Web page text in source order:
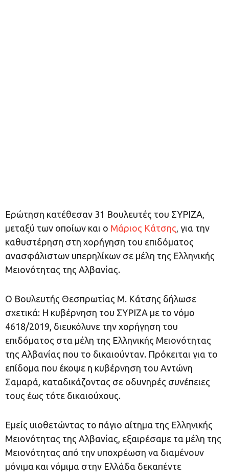
Ερώτηση κατέθεσαν 31 Βουλευτές του ΣΥΡΙΖΑ,
μεταξύ των οποίων και ο Μάριος Κάτσης, για την
καθυστέρηση στη χορήγηση του επιδόματος
ανασφάλιστων υπερηλίκων σε μέλη της Ελληνικής
Μειονότητας της Αλβανίας.
Ο Βουλευτής Θεσπρωτίας Μ. Κάτσης δήλωσε
σχετικά: Η κυβέρνηση του ΣΥΡΙΖΑ με το νόμο
4618/2019, διευκόλυνε την χορήγηση του
επιδόματος στα μέλη της Ελληνικής Μειονότητας
της Αλβανίας που το δικαιούνταν. Πρόκειται για το
επίδομα που έκοψε η κυβέρνηση του Αντώνη
Σαμαρά, καταδικάζοντας σε οδυνηρές συνέπειες
τους έως τότε δικαιούχους.
Εμείς υιοθετώντας το πάγιο αίτημα της Ελληνικής
Μειονότητας της Αλβανίας, εξαιρέσαμε τα μέλη της
Μειονότητας από την υποχρέωση να διαμένουν
μόνιμα και νόμιμα στην Ελλάδα δεκαπέντε